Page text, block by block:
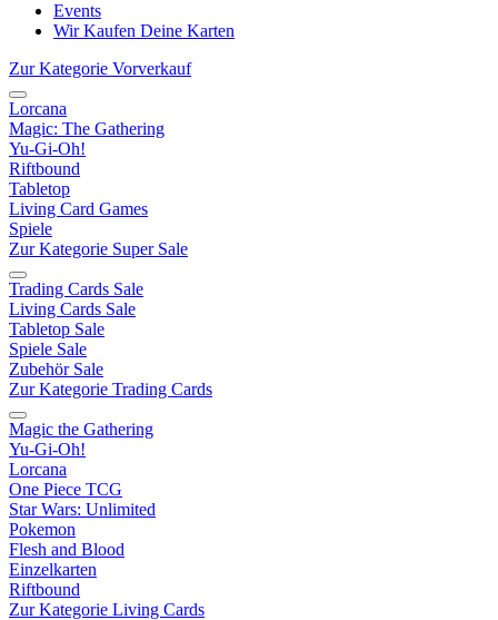
Events
Wir Kaufen Deine Karten
Zur Kategorie Vorverkauf
Lorcana
Magic: The Gathering
Yu-Gi-Oh!
Riftbound
Tabletop
Living Card Games
Spiele
Zur Kategorie Super Sale
Trading Cards Sale
Living Cards Sale
Tabletop Sale
Spiele Sale
Zubehör Sale
Zur Kategorie Trading Cards
Magic the Gathering
Yu-Gi-Oh!
Lorcana
One Piece TCG
Star Wars: Unlimited
Pokemon
Flesh and Blood
Einzelkarten
Riftbound
Zur Kategorie Living Cards